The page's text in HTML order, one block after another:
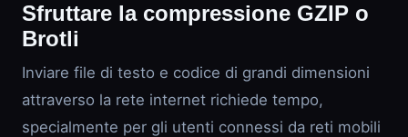
Sfruttare la compressione GZIP o
Brotli
Inviare file di testo e codice di grandi dimensioni
attraverso la rete internet richiede tempo,
specialmente per gli utenti connessi da reti mobili